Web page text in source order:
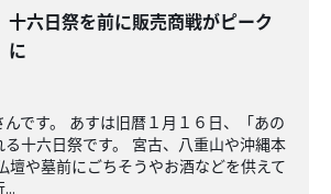
十六日祭を前に販売商戦がピーク
に
です。 あすは旧暦１月１６日、「あの
十六日祭です。 宮古、八重山や沖縄本
壇や墓前にごちそうやお酒などを供えて